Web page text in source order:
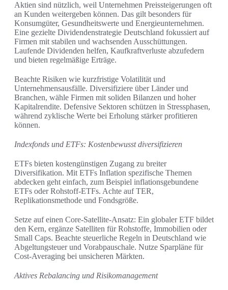
Aktien sind nützlich, weil Unternehmen Preissteigerungen oft
an Kunden weitergeben können. Das gilt besonders für
Konsumgüter, Gesundheitswerte und Energieunternehmen.
Eine gezielte Dividendenstrategie Deutschland fokussiert auf
Firmen mit stabilen und wachsenden Ausschüttungen.
Laufende Dividenden helfen, Kaufkraftverluste abzufedern
und bieten regelmäßige Erträge.
Beachte Risiken wie kurzfristige Volatilität und
Unternehmensausfälle. Diversifiziere über Länder und
Branchen, wähle Firmen mit soliden Bilanzen und hoher
Kapitalrendite. Defensive Sektoren schützen in Stressphasen,
während zyklische Werte bei Erholung stärker profitieren
können.
Indexfonds und ETFs: Kostenbewusst diversifizieren
ETFs bieten kostengünstigen Zugang zu breiter
Diversifikation. Mit ETFs Inflation spezifische Themen
abdecken geht einfach, zum Beispiel inflationsgebundene
ETFs oder Rohstoff-ETFs. Achte auf TER,
Replikationsmethode und Fondsgröße.
Setze auf einen Core-Satellite-Ansatz: Ein globaler ETF bildet
den Kern, ergänze Satelliten für Rohstoffe, Immobilien oder
Small Caps. Beachte steuerliche Regeln in Deutschland wie
Abgeltungsteuer und Vorabpauschale. Nutze Sparpläne für
Cost-Averaging bei unsicheren Märkten.
Aktives Rebalancing und Risikomanagement